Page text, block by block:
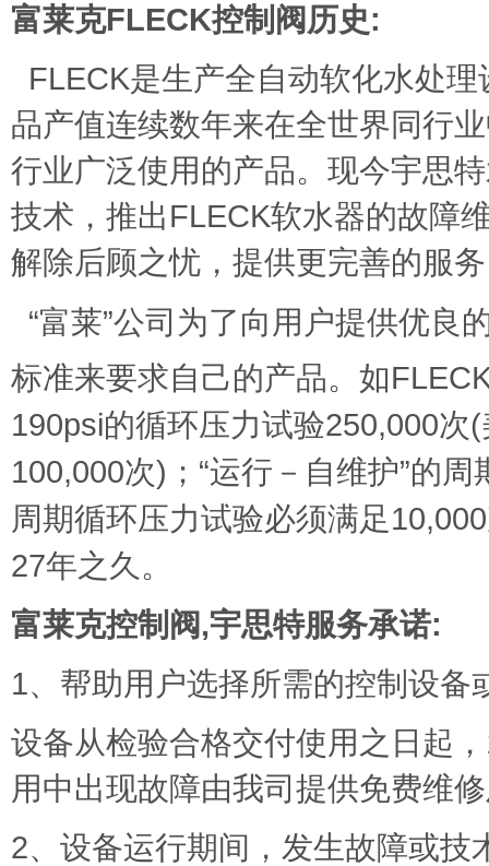
富莱克FLECK控制阀历史:
FLECK是生产全自动软化水处
品产值连续数年来在全世界同行
行业广泛使用的产品。现今宇思
技术，推出FLECK软水器的故障
解除后顾之忧，提供更完善的服
“富莱”公司为了向用户提供优良
标准来要求自己的产品。如
190psi的循环压力试验250,000
100,000次)；“运行－自维护”的
周期循环压力试验必须满足
27年之久。
富莱克控制阀,宇思特服务承诺:
1、帮助用户选择所需的控制设
设备从检验合格交付使用之日起
用中出现故障由我司提供免费维
2、设备运行期间，发生故障或